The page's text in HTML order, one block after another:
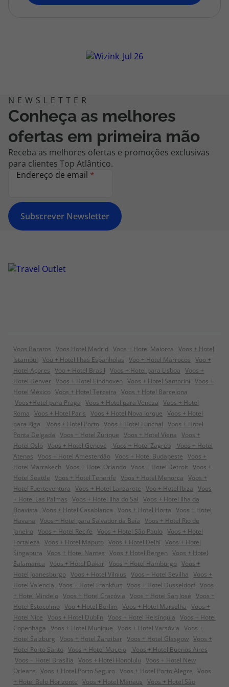
topatlantico@topatlantico.com
Conheça as melhores
ofertas em primeira mão
Receba as melhores ofertas e promoções exclusivas
para clientes Top Atlântico.
Endereço de email *
Subscrever Newsletter
Voos Baratos Voos Hotel Madrid Voos + Hotel Maiorca Voos + Hotel
Istambul Voo + Hotel Ilhas Espanholas Voo + Hotel Marrocos Voo +
Hotel Açores Voo + Hotel Brasil Voos + Hotel para Lisboa Voos +
Hotel Denver Voos + Hotel Eindhoven Voos + Hotel Santorini Voos +
Hotel México Voos + Hotel Terceira Voos + Hotel Barcelona
Voos+Hotel para Praga Voos + Hotel para Veneza Voos + Hotel
Roma Voos + Hotel Paris Voos + Hotel Nova Iorque Voos + Hotel
para Riga
Voos + Hotel Porto Voos + Hotel Funchal Voos + Hotel
Ponta Delgada Voos + Hotel Zurique Voos + Hotel Viena Voos +
Hotel Oslo Voos + Hotel Geneve Voos + Hotel Zagreb
Voos + Hotel
Atenas Voos + Hotel Amesterdão Voos + Hotel Budapeste Voos +
Hotel Marrakech Voos + Hotel Orlando Voos + Hotel Detroit Voos +
Hotel Seattle Voos + Hotel Tenerife Voos + Hotel Menorca Voos +
Hotel Fuerteventura Voos + Hotel Lanzarote Voo + Hotel Ibiza Voos
+ Hotel Las Palmas Voos + Hotel Ilha do Sal Voos + Hotel Ilha da
Boavista Voos + Hotel Casablanca Voos + Hotel Horta Voos + Hotel
Havana Voos + Hotel para Salvador da Baía Voos + Hotel Rio de
Janeiro Voos + Hotel Recife Voos + Hotel São Paulo Voos + Hotel
Fortaleza Voos + Hotel Maputo Voos + Hotel Delhi Voos + Hotel
Singapura Voos + Hotel Nantes Voos + Hotel Bergen Voos + Hotel
Salamanca Voos + Hotel Dakar Voos + Hotel Hamburgo Voos +
Hotel Joanesburgo Voos + Hotel Vilnius Voos + Hotel Sevilha Voos +
Hotel Valencia Voos + Hotel Frankfurt Voos + Hotel Dusseldorf Voos
+ Hotel Mindelo Voos + Hotel Cracóvia Voos + Hotel San José Voos +
Hotel Estocolmo Voo + Hotel Berlim Voos + Hotel Marselha Voos +
Hotel Nice Voos + Hotel Dublin Voos + Hotel Helsínquia Voos + Hotel
Copenhaga Voos + Hotel Munique Voos + Hotel Varsóvia Voos +
Hotel Salzburg Voos + Hotel Zanzibar Voos + Hotel Glasgow Voos +
Hotel Porto Santo Voos + Hotel Maceio
Voos + Hotel Buenos Aires
Voos + Hotel Brasília Voos + Hotel Honolulu Voos + Hotel New
Orleans Voos + Hotel Porto Seguro Voos + Hotel Porto Alegre Voos
+ Hotel Belo Horizonte Voos + Hotel Manaus Voos + Hotel São